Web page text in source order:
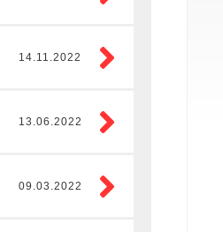
14.11.2022
13.06.2022
09.03.2022